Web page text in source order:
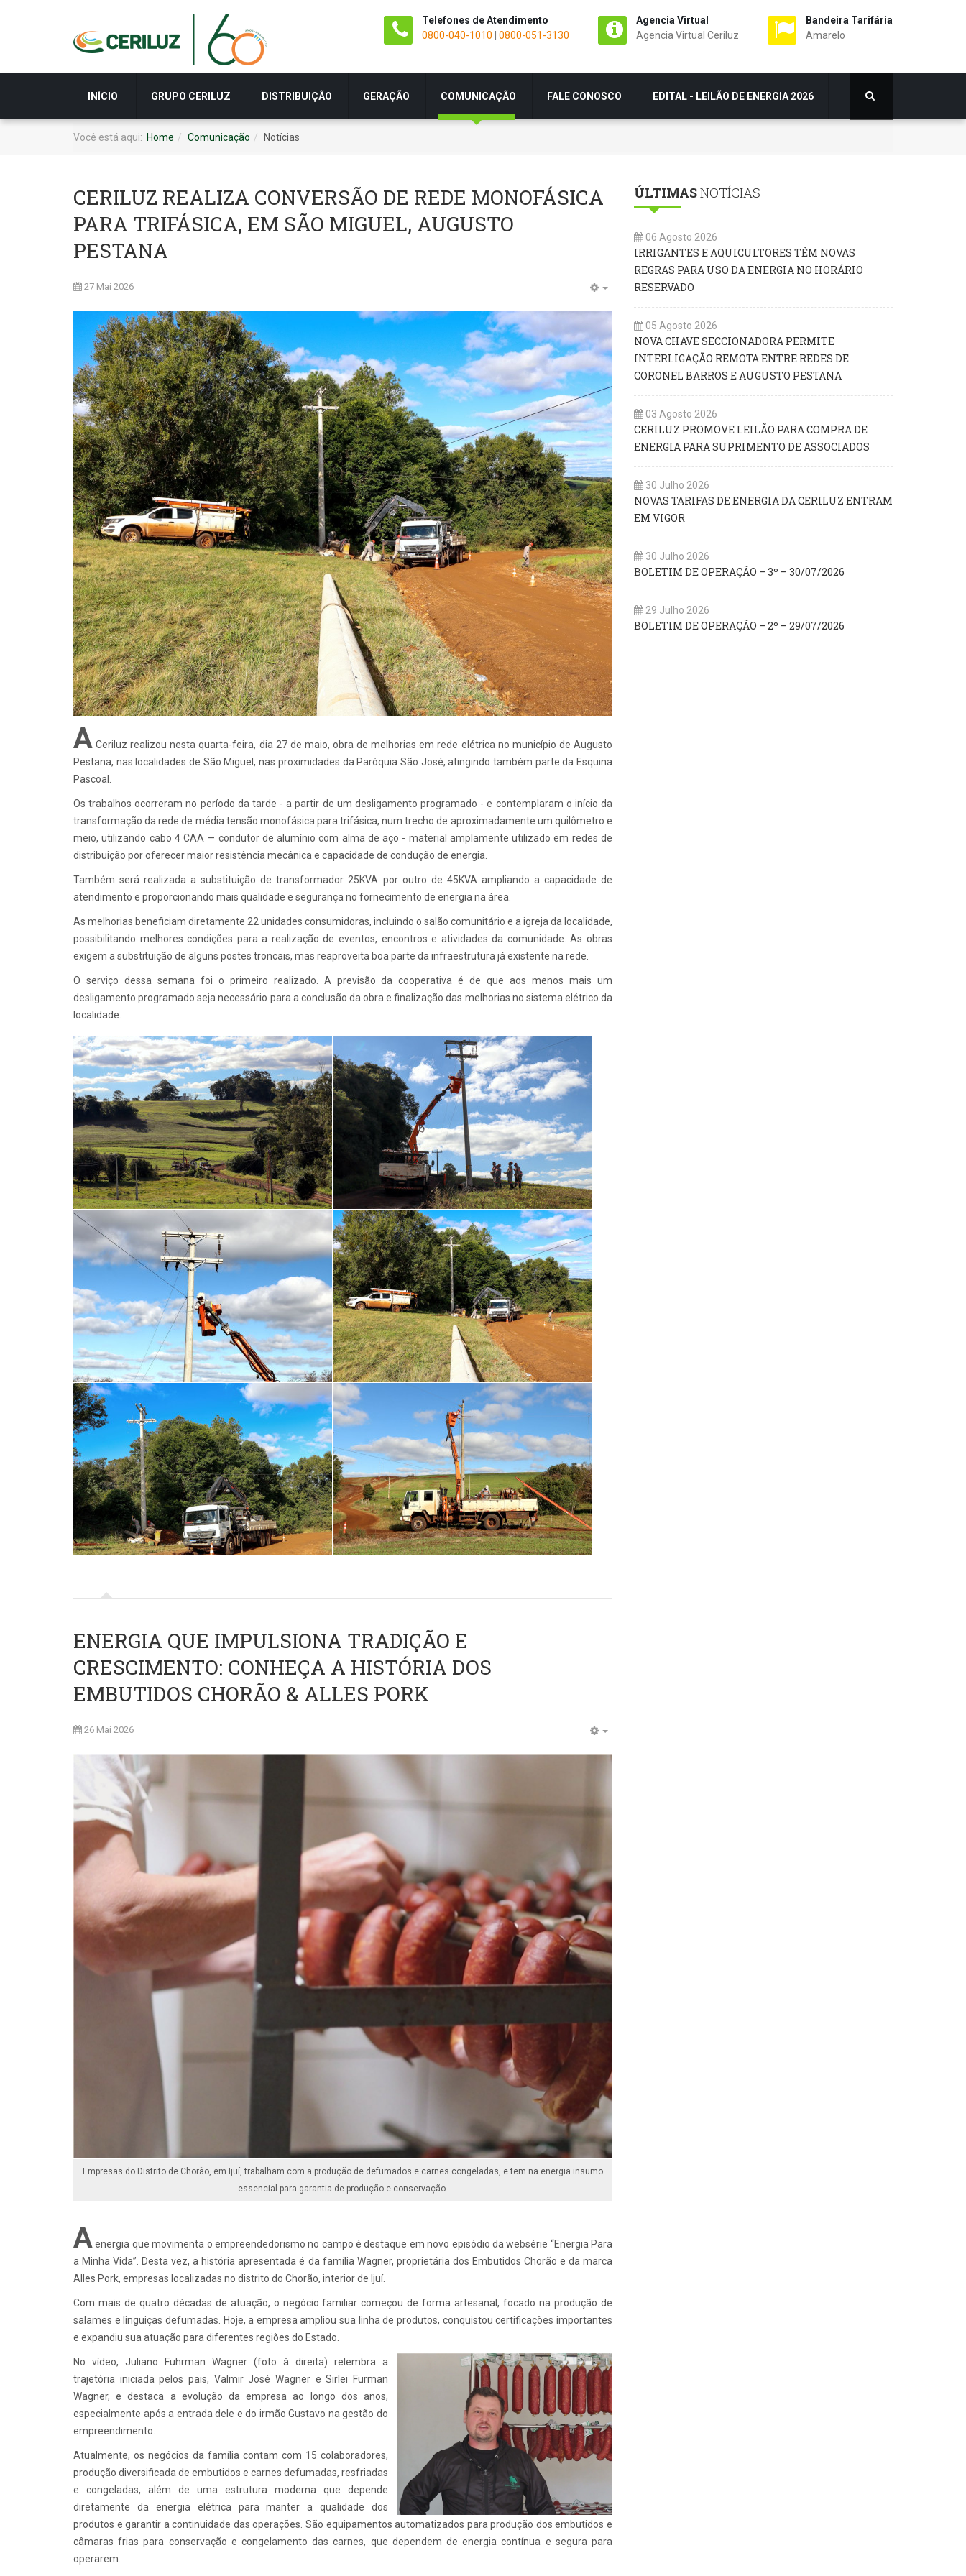
Telefones de Atendimento
0800-040-1010
0800-051-3130
Agencia Virtual
Agencia Virtual Ceriluz
Bandeira Tarifária
Amarelo
INÍCIO GRUPO CERILUZ DISTRIBUIÇÃO GERAÇÃO COMUNICAÇÃO FALE CONOSCO EDITAL - LEILÃO DE ENERGIA 2026
Você está aqui: Home Comunicação Notícias
CERILUZ REALIZA CONVERSÃO DE REDE MONOFÁSICA
PARA TRIFÁSICA, EM SÃO MIGUEL, AUGUSTO
PESTANA
27 Mai 2026
A Ceriluz realizou nesta quarta-feira, dia 27 de maio, obra de melhorias em rede elétrica no município de Augusto
Pestana, nas localidades de São Miguel, nas proximidades da Paróquia São José, atingindo também parte da Esquina
Pascoal.
Os trabalhos ocorreram no período da tarde - a partir de um desligamento programado - e contemplaram o início da
transformação da rede de média tensão monofásica para trifásica, num trecho de aproximadamente um quilômetro e
meio, utilizando cabo 4 CAA — condutor de alumínio com alma de aço - material amplamente utilizado em redes de
distribuição por oferecer maior resistência mecânica e capacidade de condução de energia.
Também será realizada a substituição de transformador 25KVA por outro de 45KVA ampliando a capacidade de
atendimento e proporcionando mais qualidade e segurança no fornecimento de energia na área.
As melhorias beneficiam diretamente 22 unidades consumidoras, incluindo o salão comunitário e a igreja da localidade,
possibilitando melhores condições para a realização de eventos, encontros e atividades da comunidade. As obras
exigem a substituição de alguns postes troncais, mas reaproveita boa parte da infraestrutura já existente na rede.
O serviço dessa semana foi o primeiro realizado. A previsão da cooperativa é de que aos menos mais um
desligamento programado seja necessário para a conclusão da obra e finalização das melhorias no sistema elétrico da
localidade.
ENERGIA QUE IMPULSIONA TRADIÇÃO E
CRESCIMENTO: CONHEÇA A HISTÓRIA DOS
EMBUTIDOS CHORÃO & ALLES PORK
26 Mai 2026
Empresas do Distrito de Chorão, em Ijuí, trabalham com a produção de defumados e carnes congeladas, e tem na energia insumo
essencial para garantia de produção e conservação.
Aenergia que movimenta o empreendedorismo no campo é destaque em novo episódio da websérie “Energia Para
a Minha Vida”. Desta vez, a história apresentada é da família Wagner, proprietária dos Embutidos Chorão e da marca
Alles Pork, empresas localizadas no distrito do Chorão, interior de Ijuí.
Com mais de quatro décadas de atuação, o negócio familiar começou de forma artesanal, focado na produção de
salames e linguiças defumadas. Hoje, a empresa ampliou sua linha de produtos, conquistou certificações importantes
e expandiu sua atuação para diferentes regiões do Estado.
No vídeo, Juliano Fuhrman Wagner (foto à direita) relembra a
trajetória iniciada pelos pais, Valmir José Wagner e Sirlei Furman
Wagner, e destaca a evolução da empresa ao longo dos anos,
especialmente após a entrada dele e do irmão Gustavo na gestão do
empreendimento.
Atualmente, os negócios da família contam com 15 colaboradores,
produção diversificada de embutidos e carnes defumadas, resfriadas
e congeladas, além de uma estrutura moderna que depende
diretamente da energia elétrica para manter a qualidade dos
produtos e garantir a continuidade das operações. São equipamentos automatizados para produção dos embutidos e
câmaras frias para conservação e congelamento das carnes, que dependem de energia contínua e segura para
operarem.
ÚLTIMASNOTÍCIAS
06 Agosto 2026
IRRIGANTES E AQUICULTORES TÊM NOVAS
REGRAS PARA USO DA ENERGIA NO HORÁRIO
RESERVADO
05 Agosto 2026
NOVA CHAVE SECCIONADORA PERMITE
INTERLIGAÇÃO REMOTA ENTRE REDES DE
CORONEL BARROS E AUGUSTO PESTANA
03 Agosto 2026
CERILUZ PROMOVE LEILÃO PARA COMPRA DE
ENERGIA PARA SUPRIMENTO DE ASSOCIADOS
30 Julho 2026
NOVAS TARIFAS DE ENERGIA DA CERILUZ ENTRAM
EM VIGOR
30 Julho 2026
BOLETIM DE OPERAÇÃO – 3º – 30/07/2026
29 Julho 2026
BOLETIM DE OPERAÇÃO – 2º – 29/07/2026